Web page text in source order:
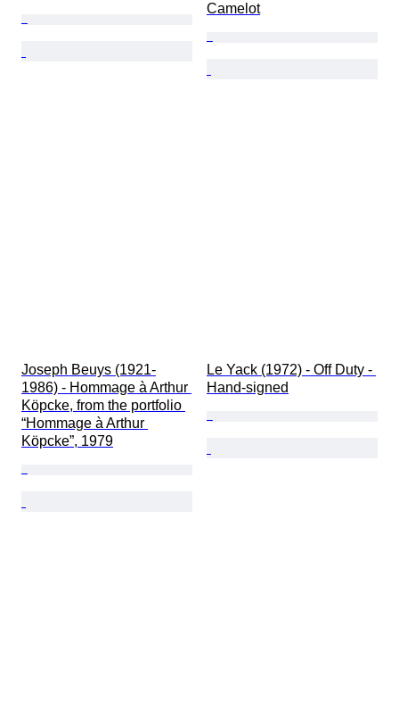
Camelot
Joseph Beuys (1921-
1986) - Hommage à Arthur
Köpcke, from the portfolio
“Hommage à Arthur
Köpcke”, 1979
Le Yack (1972) - Off Duty -
Hand-signed